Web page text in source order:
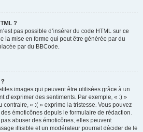
?
pas possible d’insérer du code HTML sur ce
la mise en forme qui peut être générée par du
par du BBCode.
images qui peuvent être utilisées grâce à un
d’exprimer des sentiments. Par exemple, « :) »
contraire, « :( » exprime la tristesse. Vous pouvez
émoticônes depuis le formulaire de rédaction.
abuser des émoticônes, elles peuvent
illisible et un modérateur pourrait décider de le